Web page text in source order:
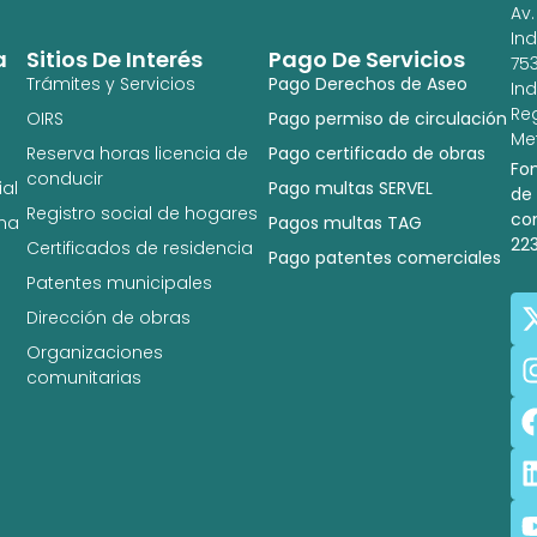
Pago De Servicios
Pago Derechos de Aseo
Pago permiso de circulación
Pago certificado de obras
Pago multas SERVEL
Pagos multas TAG
Pago patentes comerciales
Sitios De Interés
Trámites y Servicios
OIRS
Reserva horas licencia de
conducir
Registro social de hogares
Certificados de residencia
Patentes municipales
Dirección de obras
Organizaciones
comunitarias
Av.
de